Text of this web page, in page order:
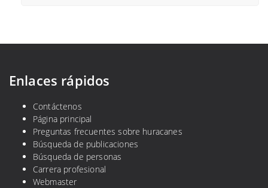
Enlaces rápidos
Contáctenos
Página principal
Preguntas frecuentes sobre huracanes
Búsqueda de publicaciones
Búsqueda de personas
Carrera profesional
Webmaster